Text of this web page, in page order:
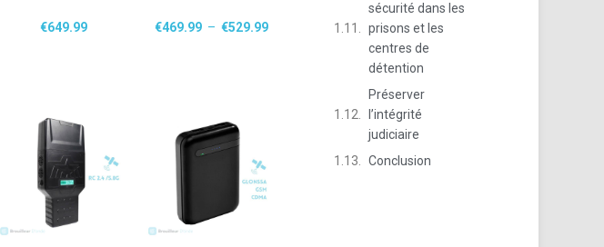
€649.99 €469.99 – €529.99
sécurité dans les
prisons et les
centres de
détention
Préserver
l’intégrité
judiciaire
Conclusion